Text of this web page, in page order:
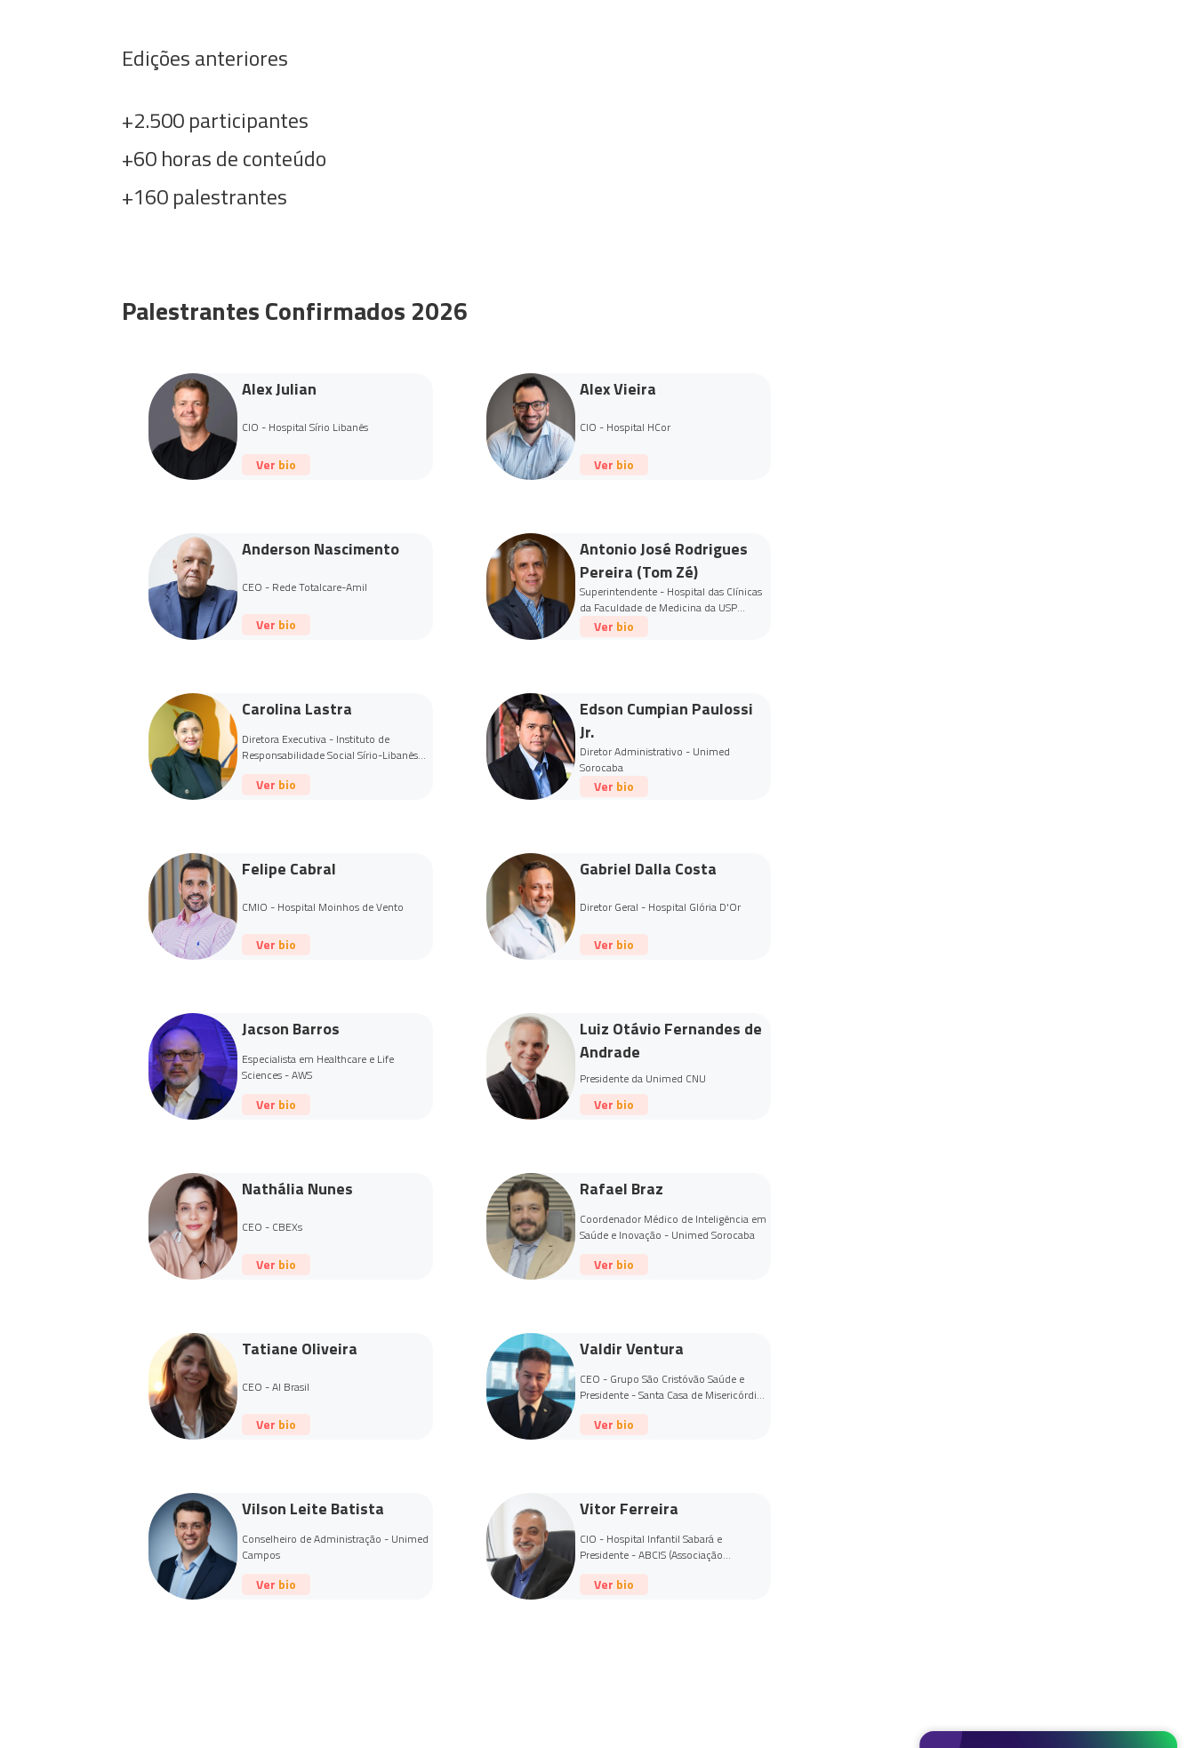
Edições anteriores
+2.500 participantes
+60 horas de conteúdo
+160 palestrantes
Palestrantes Confirmados 2026
Alex Julian
CIO - Hospital Sírio Libanês
Ver bio
Alex Vieira
CIO - Hospital HCor
Ver bio
Anderson Nascimento
CEO - Rede Totalcare-Amil
Ver bio
Antonio José Rodrigues
Pereira (Tom Zé)
Superintendente - Hospital das Clínicas
da Faculdade de Medicina da USP
(HCFMUSP)
Ver bio
Carolina Lastra
Diretora Executiva - Instituto de
Responsabilidade Social Sírio-Libanês
Ver bio
Edson Cumpian Paulossi
Jr.
Diretor Administrativo - Unimed
Sorocaba
Ver bio
Felipe Cabral
CMIO - Hospital Moinhos de Vento
Ver bio
Gabriel Dalla Costa
Diretor Geral - Hospital Glória D'Or
Ver bio
Jacson Barros
Especialista em Healthcare e Life
Sciences - AWS
Ver bio
Luiz Otávio Fernandes de
Andrade
Presidente da Unimed CNU
Ver bio
Nathália Nunes
CEO - CBEXs
Ver bio
Rafael Braz
Coordenador Médico de Inteligência em
Saúde e Inovação - Unimed Sorocaba
Ver bio
Tatiane Oliveira
CEO - AI Brasil
Ver bio
Valdir Ventura
CEO - Grupo São Cristóvão Saúde e
Presidente - Santa Casa de Misericórdia
Ver bio
Vilson Leite Batista
Conselheiro de Administração - Unimed
Campos
Ver bio
Vitor Ferreira
CIO - Hospital Infantil Sabará e
Presidente - ABCIS (Associação
Ver bio